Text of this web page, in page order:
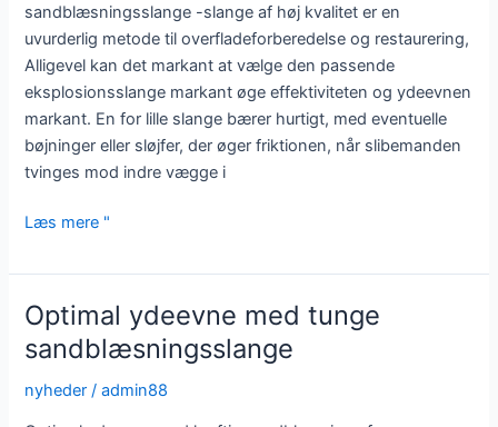
sandblæsningsslange -slange af høj kvalitet er en
uvurderlig metode til overfladeforberedelse og restaurering,
Alligevel kan det markant at vælge den passende
eksplosionsslange markant øge effektiviteten og ydeevnen
markant. En for lille slange bærer hurtigt, med eventuelle
bøjninger eller sløjfer, der øger friktionen, når slibemanden
tvinges mod indre vægge i
Effektiv
sprængning
med
en
sandblæsningsslange
Læs mere "
Optimal ydeevne med tunge
sandblæsningsslange
nyheder /admin88